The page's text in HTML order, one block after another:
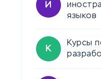
И
языков
К
Курсы